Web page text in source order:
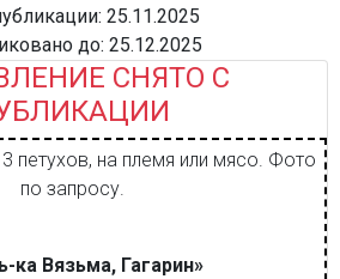
25.11.2025
до: 25.12.2025
СНЯТО С
петухов, на племя или мясо. Фото
по запросу.
ка Вязьма, Гагарин»